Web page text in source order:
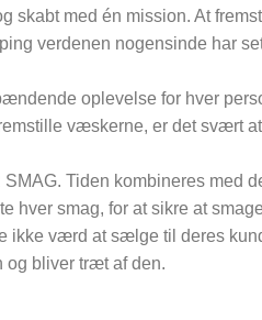
skabt med én mission. At
verdenen nogensinde har
oplevelse for hver
væskerne, er det svært
Tiden kombineres med
hver smag, for at sikre at
ikke værd at sælge til deres
og bliver træt af den.